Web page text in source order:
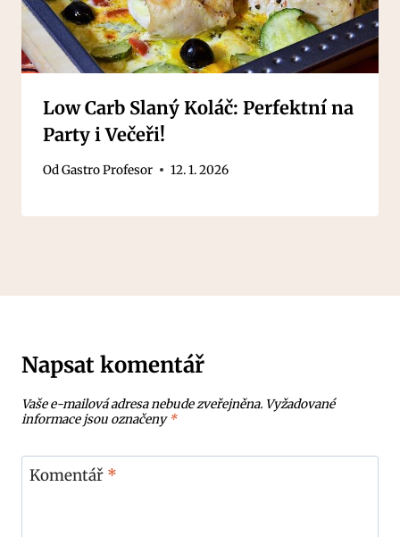
Low Carb Slaný Koláč: Perfektní na
Party i Večeři!
OdGastro Profesor 12. 1. 2026
Napsat komentář
Vaše e-mailová adresa nebude zveřejněna. Vyžadované
informace jsou označeny*
Komentář *